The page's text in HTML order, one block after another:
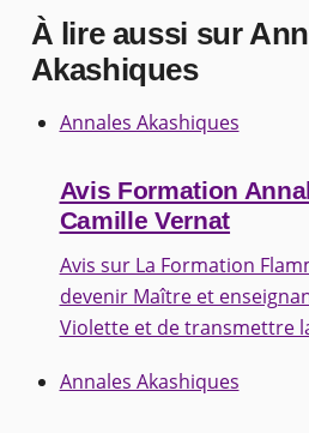
À lire aussi sur
Akashiques
Annales Akashiques
Avis Formation
Camille Vernat
Avis sur La Formation
devenir Maître et
Violette et de transmettre
Annales Akashiques